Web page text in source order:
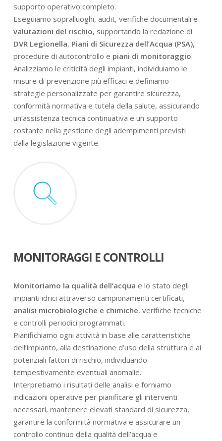
supporto operativo completo.
Eseguiamo sopralluoghi, audit, verifiche documentali e
valutazioni del rischio, supportando la redazione di
DVR Legionella, Piani di Sicurezza dell’Acqua (PSA),
procedure di autocontrollo e piani di monitoraggio.
Analizziamo le criticità degli impianti, individuiamo le
misure di prevenzione più efficaci e definiamo
strategie personalizzate per garantire sicurezza,
conformità normativa e tutela della salute, assicurando
un’assistenza tecnica continuativa e un supporto
costante nella gestione degli adempimenti previsti
dalla legislazione vigente.
MONITORAGGI E CONTROLLI
Monitoriamo la qualità dell’acqua e lo stato degli
impianti idrici attraverso campionamenti certificati,
analisi microbiologiche e chimiche, verifiche tecniche
e controlli periodici programmati.
Pianifichiamo ogni attività in base alle caratteristiche
dell’impianto, alla destinazione d’uso della struttura e ai
potenziali fattori di rischio, individuando
tempestivamente eventuali anomalie.
Interpretiamo i risultati delle analisi e forniamo
indicazioni operative per pianificare gli interventi
necessari, mantenere elevati standard di sicurezza,
garantire la conformità normativa e assicurare un
controllo continuo della qualità dell’acqua e